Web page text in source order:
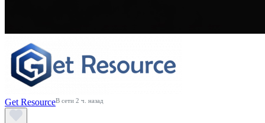
Get ResourceВ сети 2 ч. назад